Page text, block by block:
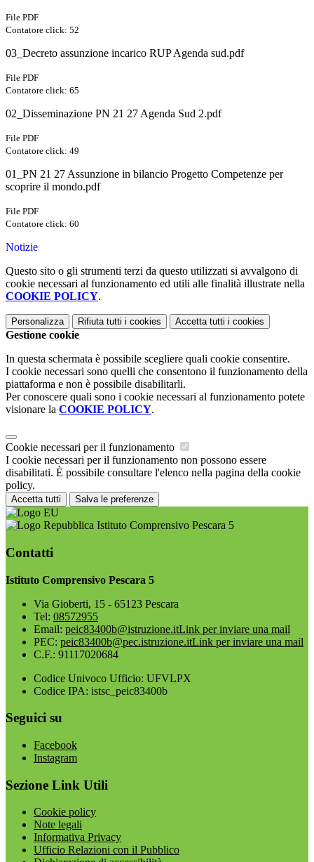
File PDF
Contatore click: 52
03_Decreto assunzione incarico RUP Agenda sud.pdf
File PDF
Contatore click: 65
02_Disseminazione PN 21 27 Agenda Sud 2.pdf
File PDF
Contatore click: 49
01_PN 21 27 Assunzione in bilancio Progetto Competenze per
scoprire il mondo.pdf
File PDF
Contatore click: 60
Notizie
Questo sito o gli strumenti terzi da questo utilizzati si avvalgono di
cookie necessari al funzionamento ed utili alle finalità illustrate nella
COOKIE POLICY.
Personalizza Rifiuta tutti i cookies Accetta tutti i cookies
Gestione cookie
In questa schermata è possibile scegliere quali cookie consentire.
I cookie necessari sono quelli che consentono il funzionamento della
piattaforma e non è possibile disabilitarli.
Per conoscere quali sono i cookie necessari al funzionamento potete
visionare la COOKIE POLICY.
Cookie necessari per il funzionamento
I cookie necessari per il funzionamento non possono essere
disabilitati. È possibile consultare l'elenco nella pagina della cookie
policy.
Accetta tutti Salva le preferenze
Istituto Comprensivo Pescara 5
Contatti
Istituto Comprensivo Pescara 5
Via Gioberti, 15 - 65123 Pescara
Tel: 08572955
Email: peic83400b@istruzione.itLink per inviare una mail
PEC: peic83400b@pec.istruzione.itLink per inviare una mail
C.F.: 91117020684
Codice Univoco Ufficio: UFVLPX
Codice IPA: istsc_peic83400b
Seguici su
Facebook
Instagram
Sezione Link Utili
Cookie policy
Note legali
Informativa Privacy
Ufficio Relazioni con il Pubblico